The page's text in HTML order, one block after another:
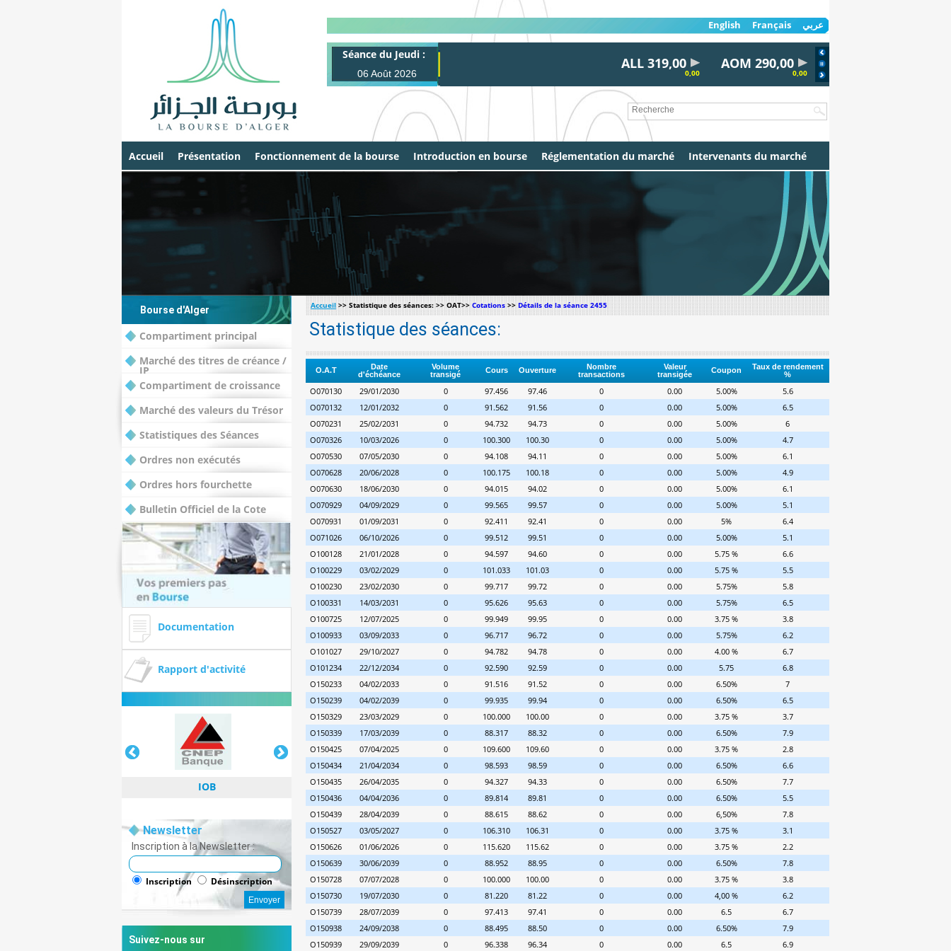
Séance du Jeudi :
06 Août 2026
ALL 319,00 AOM 290,00 AL30 100,00
عربي Français
English
Accueil Présentation Fonctionnement de la bourse Introduction en bourse Réglementation du marché Intervenants du marché
Bourse d'Alger
Compartiment principal
Marché des titres de créance /
IP
Compartiment de croissance
Marché des valeurs du Trésor
Statistiques des Séances
Ordres non exécutés
Ordres hors fourchette
Bulletin Officiel de la Cote
Documentation
Rapport d'activité
IOB
IOB
Newsletter
Inscription à la Newsletter :
Inscription Désinscription
Suivez-nous sur
Accueil>> Statistique des séances: >> OAT>>Cotations>>Détails de la séance 2455
Statistique des séances:
O.A.T
Date
d'échéance
Volume
transigé
Cours Ouverture
Nombre
transactions
Valeur
transigée
Coupon
Taux de rendement
%
O070130 29/01/2030 0 97.456 97.46 0 0.00 5.00%
5.6
O070132
12/01/2032 0 91.562 91.56 0 0.00 5.00%
6.5
O070231
25/02/2031 0 94.732 94.73 0 0.00 5.00%
6
O070326
10/03/2026 0 100.300 100.30 0 0.00 5.00%
4.7
O070530
07/05/2030 0 94.108 94.11 0 0.00 5.00%
6.1
O070628
20/06/2028 0 100.175 100.18 0 0.00 5.00%
4.9
O070630
18/06/2030 0 94.015 94.02 0 0.00 5.00%
6.1
O070929
04/09/2029 0 99.565 99.57 0 0.00 5.00%
5.1
O070931
01/09/2031 0 92.411 92.41 0 0.00 5%
6.4
O071026
06/10/2026 0 99.512 99.51 0 0.00 5.00%
5.1
O100128
21/01/2028 0 94.597 94.60 0 0.00 5.75 %
6.6
O100229
03/02/2029 0 101.033 101.03 0 0.00 5.75 %
5.5
O100230
23/02/2030 0 99.717 99.72 0 0.00 5.75%
5.8
O100331
14/03/2031 0 95.626 95.63 0 0.00 5.75%
6.5
O100725
12/07/2025 0 99.949 99.95 0 0.00 3.75 %
3.8
O100933
03/09/2033 0 96.717 96.72 0 0.00 5.75%
6.2
O101027
29/10/2027 0 94.782 94.78 0 0.00 4.00 %
6.7
O101234
22/12/2034 0 92.590 92.59 0 0.00 5.75
6.8
O150233
04/02/2033 0 91.516 91.52 0 0.00 6.50%
7
O150239
04/02/2039 0 99.935 99.94 0 0.00 6.50%
6.5
O150329
23/03/2029 0 100.000 100.00 0 0.00 3.75 %
3.7
O150339
17/03/2039 0 88.317 88.32 0 0.00 6.50%
7.9
O150425
07/04/2025 0 109.600 109.60 0 0.00 3.75 %
2.8
O150434
21/04/2034 0 98.593 98.59 0 0.00 6.50%
6.6
O150435
26/04/2035 0 94.327 94.33 0 0.00 6.50%
7.7
O150436
04/04/2036 0 89.814 89.81 0 0.00 6.50%
5.5
O150439
28/04/2039 0 88.615 88.62 0 0.00 6,50%
7.8
O150527
03/05/2027 0 106.310 106.31 0 0.00 3.75 %
3.1
O150626
01/06/2026 0 115.620 115.62 0 0.00 3.75 %
2.2
O150639
30/06/2039 0 88.952 88.95 0 0.00 6.50%
7.8
O150728
07/07/2028 0 100.000 100.00 0 0.00 3.75 %
3.8
O150730
19/07/2030 0 81.220 81.22 0 0.00 4,00 %
6.2
O150739
28/07/2039 0 97.413 97.41 0 0.00 6.5
6.7
O150938
24/09/2038 0 88.495 88.50 0 0.00 6.50%
7.9
O150939
29/09/2039 0 96.338 96.34 0 0.00 6.5 6.9